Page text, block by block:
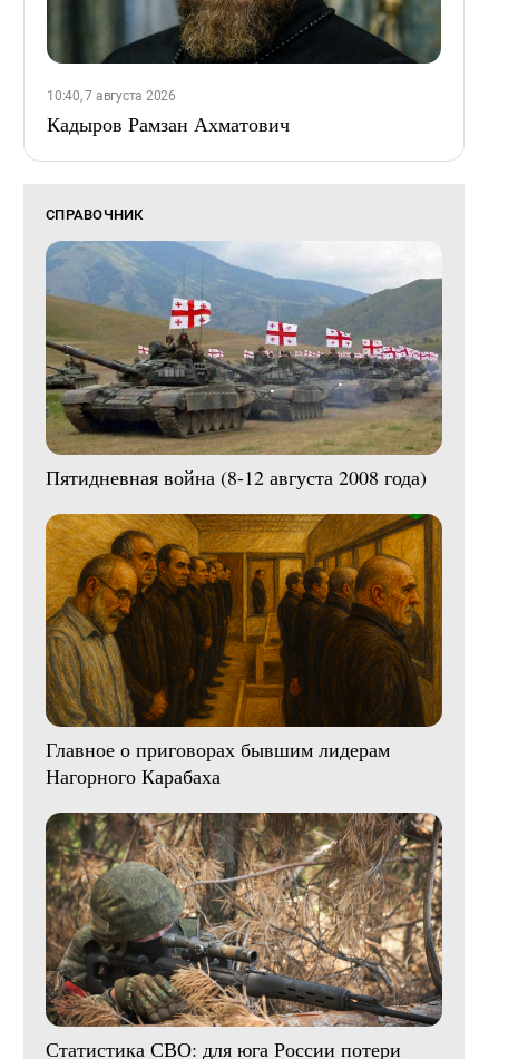
10:40, 7 августа 2026
Кадыров Рамзан Ахматович
СПРАВОЧНИК
Пятидневная война (8-12 августа 2008 года)
Главное о приговорах бывшим лидерам
Нагорного Карабаха
Статистика СВО: для юга России потери